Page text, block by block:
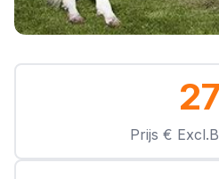
27
Prijs €